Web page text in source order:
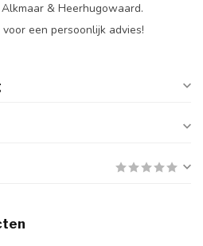
& Heerhugowaard.
een persoonlijk advies!